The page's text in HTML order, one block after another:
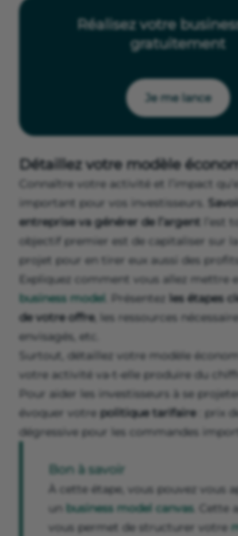
Réalisez votre
gratuitement
Je me lance
Détaillez votre modèle
Connaître votre activité et l’impact
important pour vos investisseurs.
entreprise va générer de l’argent l’est
objectif premier est de capitaliser sur
projet pour en tirer eux aussi des
Expliquez comment vous allez mettre
business model . Présentez les étapes
de votre offre, les ressources
envisagés, etc.
Surtout, détaillez votre modèle
votre activité va-t-elle produire du
Pour aider les investisseurs à se
évoquer votre politique tarifaire: prix
dégressive pour les commandes
Bon à savoir
À cette étape, vous pouvez vous
un business model canvas. Cette
vous permet de structurer votre